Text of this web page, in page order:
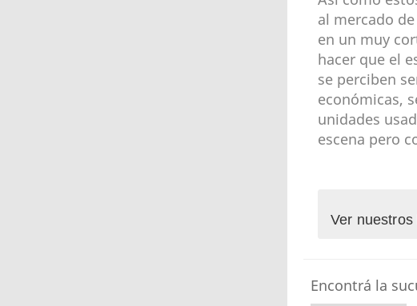
al mercado
en un muy
hacer que el
se perciben
económicas,
unidades
escena pero
Ver
Encontrá la